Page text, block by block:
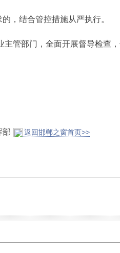
结合管控措施从严执行。
管部门，全面开展督导检查
返回邯郸之窗首页>>